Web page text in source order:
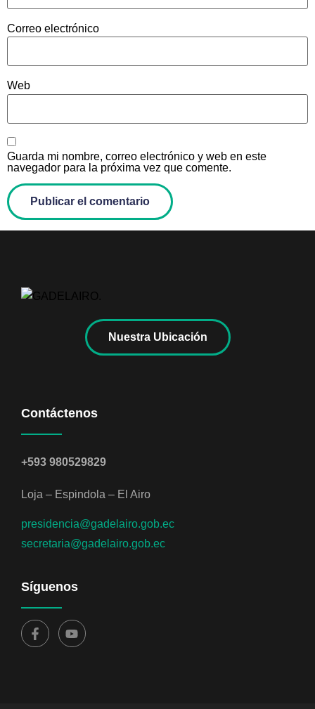
Correo electrónico
Web
Guarda mi nombre, correo electrónico y web en este
navegador para la próxima vez que comente.
Nuestra Ubicación
Contáctenos
+593 980529829
Loja – Espindola – El Airo
presidencia@gadelairo.gob.ec
secretaria@gadelairo.gob.ec
Síguenos